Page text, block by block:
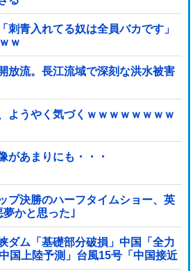
刺青入れてる奴は全員バカです」
ｗ
放流。長江流域で深刻な洪水被害
ようやく気づくｗｗｗｗｗｗｗｗ
があまりにも・・・
プ決勝のハーフタイムショー、英
かと思った｣
ダム「基礎部分破損」中国「全力
国上陸予測」台風15号「中国接近
時上陸！（穀物生産が壊滅危機」